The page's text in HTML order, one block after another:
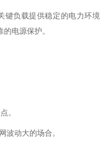
键负载提供稳定的电力环
电源保护。
。
波动大的场合。